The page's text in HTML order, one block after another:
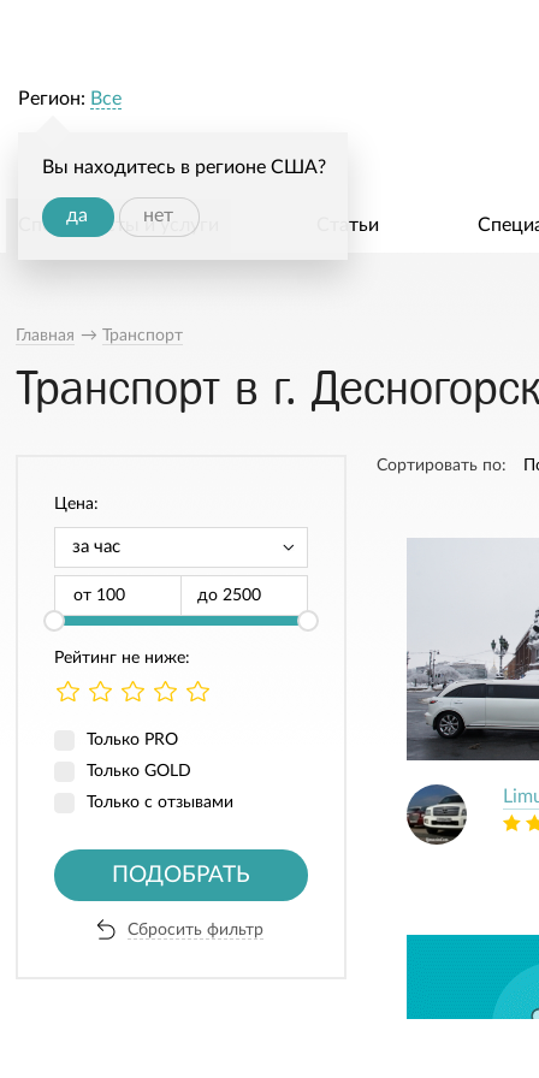
Регион: Все
Вы находитесь в регионе США?
да нет
Специалисты и услуги Статьи
Главная → Транспорт
Транспорт в г.
Цена:
от до
Рейтинг не ниже:
Только PRO
Только GOLD
Только с отзывами
ПОДОБРАТЬ
Сбросить фильтр
Сортировать по: